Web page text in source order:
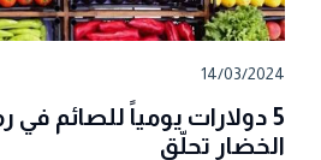
14/03/2024
5 دولارات يومياً للصائم
الخضار تحلّق